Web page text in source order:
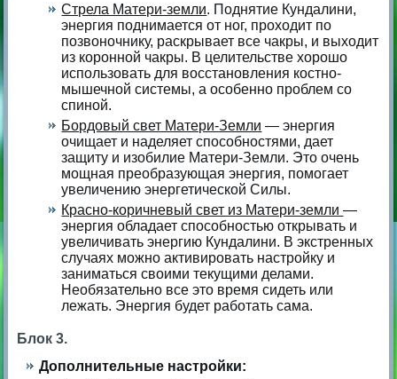
Стрела Матери-земли. Поднятие Кундалини,
энергия поднимается от ног, проходит по
позвоночнику, раскрывает все чакры, и выходит
из коронной чакры. В целительстве хорошо
использовать для восстановления костно-
мышечной системы, а особенно проблем со
спиной.
Бордовый свет Матери-Земли — энергия
очищает и наделяет способностями, дает
защиту и изобилие Матери-Земли. Это очень
мощная преобразующая энергия, помогает
увеличению энергетической Силы.
Красно-коричневый свет из Матери-земли—
энергия обладает способностью открывать и
увеличивать энергию Кундалини. В экстренных
случаях можно активировать настройку и
заниматься своими текущими делами.
Необязательно все это время сидеть или
лежать. Энергия будет работать сама.
Блок 3.
Дополнительные настройки: